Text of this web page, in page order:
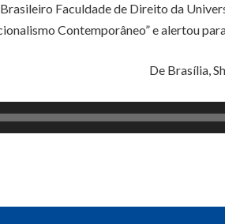
Faculdade de Direito da
Contemporâneo” e alertou
De Brasília,